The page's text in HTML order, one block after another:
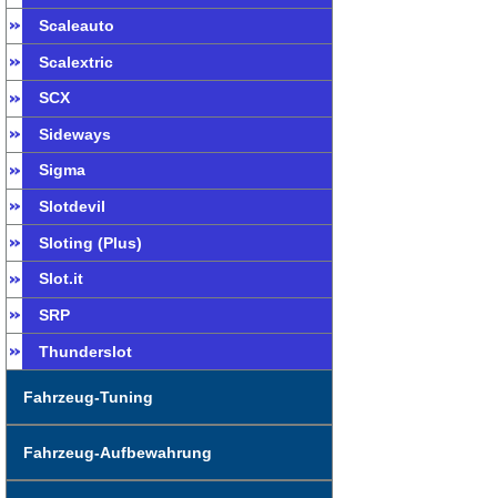
Scaleauto
Scalextric
SCX
Sideways
Sigma
Slotdevil
Sloting (Plus)
Slot.it
SRP
Thunderslot
Fahrzeug-Tuning
Fahrzeug-Aufbewahrung